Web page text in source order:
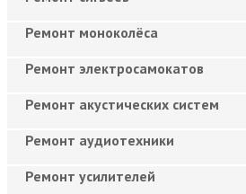
Ремонт моноколёса
Ремонт электросамокатов
Ремонт акустических систем
Ремонт аудиотехники
Ремонт усилителей